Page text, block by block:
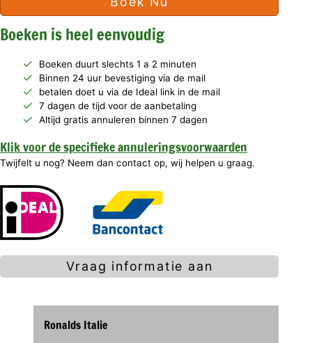
Boeken is heel eenvoudig
Boeken duurt slechts 1 a 2 minuten
Binnen 24 uur bevestiging via de mail
betalen doet u via de Ideal link in de mail
7 dagen de tijd voor de aanbetaling
Altijd gratis annuleren binnen 7 dagen
Klik voor de specifieke annuleringsvoorwaarden
Twijfelt u nog? Neem dan contact op, wij helpen u graag.
Vraag informatie aan
Ronalds Italie